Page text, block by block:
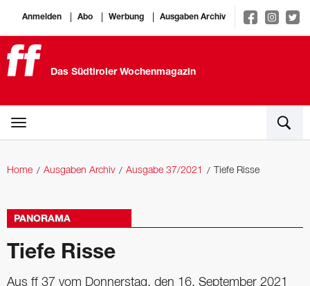
Anmelden Abo Werbung Ausgaben Archiv
Das Südtiroler Wochenmagazin
Home Ausgaben Archiv Ausgabe 37/2021 Tiefe Risse
PANORAMA
Tiefe Risse
Aus ff 37 vom Donnerstag, den 16. September 2021